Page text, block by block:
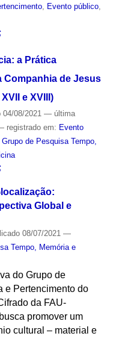
, Evento público,
a Prática
Companhia de Jesus
e XVIII)
04/08/2021 — última
registrado em: Evento
Grupo de Pesquisa Tempo,
Global e
08/07/2021 —
Tempo, Memória e
do Grupo de
e Pertencimento do
da FAU-
promover um
cultural – material e